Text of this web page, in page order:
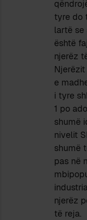
tyre do
lartë se
është
njerëz
e
i tyre
1 po
shumë
nivelit
shumë
pas në
njerëz
të reja.